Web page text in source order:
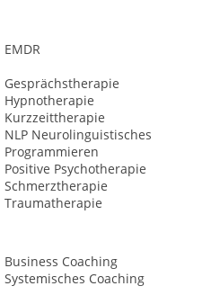
EMDR
Gesprächstherapie
Hypnotherapie
Kurzzeittherapie
NLP Neurolinguistisches
Programmieren
Positive Psychotherapie
Schmerztherapie
Traumatherapie
Business Coaching
Systemisches Coaching